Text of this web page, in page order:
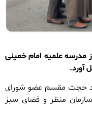
مدرسه علمیه امام خمینی
آورد.
حجت مقسم عضو شورای
منظر و فضای سبز